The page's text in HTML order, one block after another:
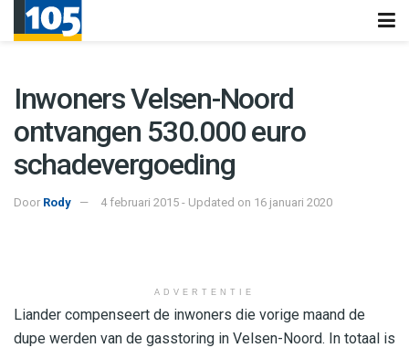
Inwoners Velsen-Noord
ontvangen 530.000 euro
schadevergoeding
Door Rody 4 februari 2015 - Updated on 16 januari 2020
ADVERTENTIE
Liander compenseert de inwoners die vorige maand de
dupe werden van de gasstoring in Velsen-Noord. In totaal is